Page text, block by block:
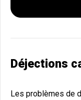
Déjections
Les problèmes de